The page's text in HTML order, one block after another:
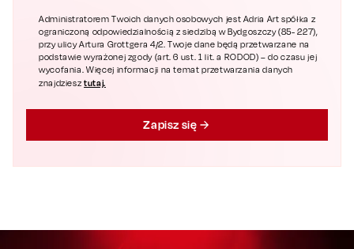
Administratorem Twoich danych osobowych jest Adria Art spółka z
ograniczoną odpowiedzialnością z siedzibą w Bydgoszczy (85- 227),
przy ulicy Artura Grottgera 4/2. Twoje dane będą przetwarzane na
podstawie wyrażonej zgody (art. 6 ust. 1 lit. a RODOD) – do czasu jej
wycofania. Więcej informacji na temat przetwarzania danych
znajdziesztutaj.
Zapisz się